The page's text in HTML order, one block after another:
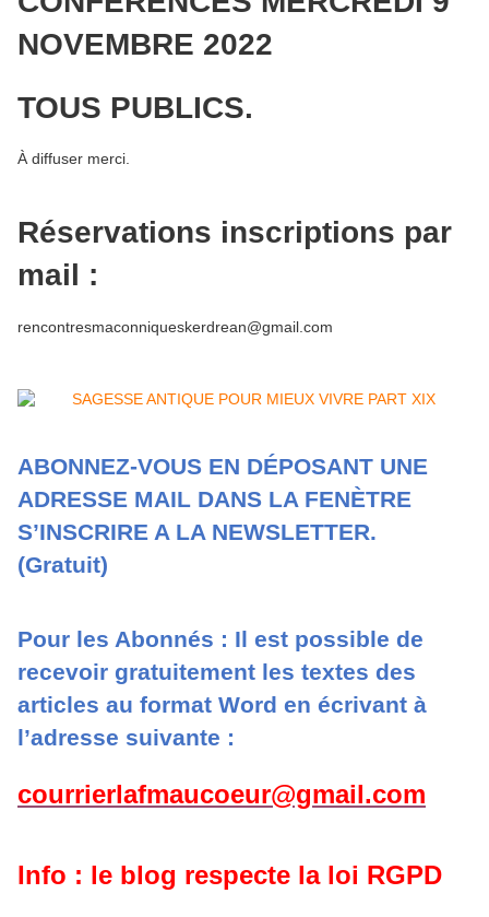
NOVEMBRE 2022
TOUS PUBLICS.
À diffuser merci.
Réservations inscriptions par
mail :
rencontresmaconniqueskerdrean@gmail.com
ABONNEZ-VOUS EN DÉPOSANT UNE
ADRESSE MAIL DANS LA FENÈTRE
S’INSCRIRE A LA NEWSLETTER.
(Gratuit)
Pour les Abonnés : Il est possible de
recevoir gratuitement les textes des
articles au format Word en écrivant à
l’adresse suivante :
courrierlafmaucoeur@gmail.com
Info : le blog respecte la loi RGPD